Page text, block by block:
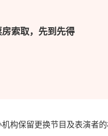
索取，先到先得
机构保留更换节目及表演者